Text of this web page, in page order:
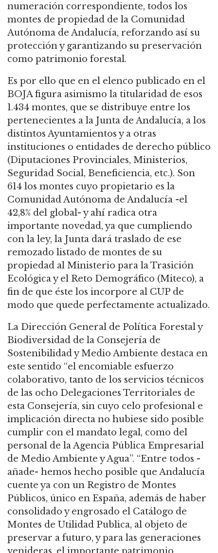
numeración correspondiente, todos los
montes de propiedad de la Comunidad
Autónoma de Andalucía, reforzando así su
protección y garantizando su preservación
como patrimonio forestal.
Es por ello que en el elenco publicado en el
BOJA figura asimismo la titularidad de esos
1.434 montes, que se distribuye entre los
pertenecientes a la Junta de Andalucía, a los
distintos Ayuntamientos y a otras
instituciones o entidades de derecho público
(Diputaciones Provinciales, Ministerios,
Seguridad Social, Beneficiencia, etc.). Son
614 los montes cuyo propietario es la
Comunidad Autónoma de Andalucía -el
42,8% del global- y ahí radica otra
importante novedad, ya que cumpliendo
con la ley, la Junta dará traslado de ese
remozado listado de montes de su
propiedad al Ministerio para la Trasición
Ecológica y el Reto Demográfico (Miteco), a
fin de que éste los incorpore al CUP de
modo que quede perfectamente actualizado.
La Dirección General de Política Forestal y
Biodiversidad de la Consejería de
Sostenibilidad y Medio Ambiente destaca en
este sentido “el encomiable esfuerzo
colaborativo, tanto de los servicios técnicos
de las ocho Delegaciones Territoriales de
esta Consejería, sin cuyo celo profesional e
implicación directa no hubiese sido posible
cumplir con el mandato legal, como del
personal de la Agencia Pública Empresarial
de Medio Ambiente y Agua”. “Entre todos -
añade- hemos hecho posible que Andalucía
cuente ya con un Registro de Montes
Públicos, único en España, además de haber
consolidado y engrosado el Catálogo de
Montes de Utilidad Publica, al objeto de
preservar a futuro, y para las generaciones